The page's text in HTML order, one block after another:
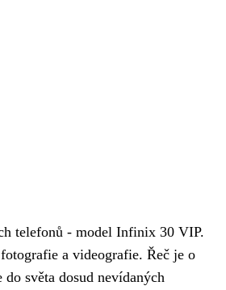
telefonů - model Infinix 30 VIP.
a videografie. Řeč je o
světa dosud nevídaných